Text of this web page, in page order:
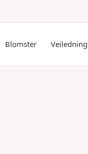
Blomster